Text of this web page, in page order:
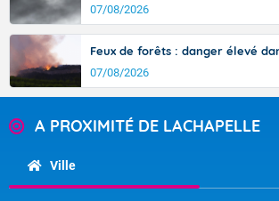
07/08/2026
Feux de forêts : danger élevé
07/08/2026
A PROXIMITÉ DE LACHAPELLE
Ville